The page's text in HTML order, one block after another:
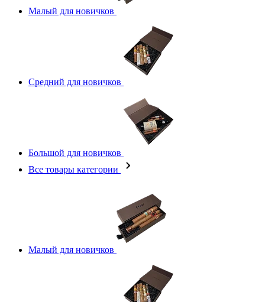
Малый для новичков
Средний для новичков
Большой для новичков
Все товары категории
Малый для новичков